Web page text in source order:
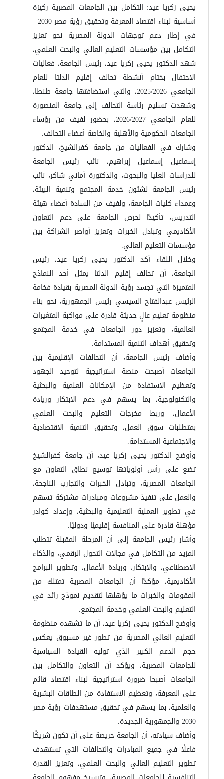
يحيى زكريا عيد: التكامل بين الجامعات المصرية ركيزة
أساسية لبناء اقتصاد المعرفة وتحقيق رؤية مصر 2030
في إطار دعم توجهات الدولة المصرية نحو تعزيز
التكامل بين مؤسسات التعليم العالي والبحث العلمي،
شهد الدكتور يحيى زكريا عيد، رئيس الجامعة، فعاليات
الاحتفال بختام أنشطة تحالف إقليم الدلتا للعام
الجامعي 2025/2026، والتي استضافتها جامعة طنطا،
وشهدت تسليم رئاسة التحالف إلى جامعة المنصورة
للعام الجامعي 2026/2027، بحضور لفيف من رؤساء
الجامعات الحكومية والأهلية والخاصة أعضاء التحالف.
وشارك في الفعاليات من جامعة كفرالشيخ، الدكتور
إسماعيل إسماعيل إبراهيم، نائب رئيس الجامعة
للدراسات العليا والبحوث، والدكتورة أماني شاكر، نائب
رئيس الجامعة لشئون خدمة المجتمع وتنمية البيئة،
وعمداء كليات الجامعة، ولفيف من السادة أعضاء هيئة
التدريس، تأكيدًا لحرص الجامعة على دعم التعاون
الأكاديمي وتبادل الخبرات وتعزيز أواصر الشراكة بين
مؤسسات التعليم العالي.
وخلال اللقاء أكد الدكتور يحيى زكريا عيد، رئيس
الجامعة، أن تحالف إقليم الدلتا يمثل أحد النماذج
المتميزة التي تجسد رؤية الدولة المصرية بقيادة فخامة
الرئيس عبدالفتاح السيسي رئيس الجمهورية، نحو بناء
منظومة تعليم عالٍ حديثة قادرة على مواكبة المتغيرات
العالمية، وتعزيز دور الجامعات في خدمة المجتمع
وتحقيق أهداف التنمية المستدامة.
وأضاف رئيس الجامعة، أن التحالفات الإقليمية بين
الجامعات أصبحت منصة استراتيجية لتوحيد الجهود
وتعظيم الاستفادة من الإمكانات العلمية والبحثية
والتكنولوجية، بما يسهم في دعم الابتكار وريادة
الأعمال، وربط مخرجات التعليم والبحث العلمي
بمتطلبات سوق العمل، وتحقيق التنمية الاقتصادية
والاجتماعية المستدامة.
وأوضح الدكتور يحيى زكريا عيد، أن جامعة كفرالشيخ
تضع على رأس أولوياتها توسيع نطاق التعاون مع
الجامعات المصرية، وتبادل الخبرات والتجارب الناجحة،
والعمل على تنفيذ مشروعات ومبادرات مشتركة تسهم
في تطوير العملية التعليمية والبحثية، وإعداد كوادر
مؤهلة قادرة على المنافسة إقليميًا ودوليًا.
وأشار رئيس الجامعة إلى أن المرحلة المقبلة تتطلب
المزيد من التكامل في مجالات التحول الرقمي، والذكاء
الاصطناعي، والابتكار، وريادة الأعمال، وتطوير البرامج
الأكاديمية، مؤكدًا أن الجامعات المصرية تمتلك من
المقومات والخبرات ما يؤهلها لتقديم نموذج رائد في
التعليم والبحث العلمي وخدمة المجتمع.
وأوضح الدكتور يحيى زكريا عيد، أن ما تشهده منظومة
التعليم العالي المصرية من تطور غير مسبوق يعكس
حجم الدعم الكبير الذي توليه القيادة السياسية
للجامعات المصرية، ويؤكد أن التعاون والتكامل بين
الجامعات أصبحا ضرورة استراتيجية لبناء اقتصاد قائم
على المعرفة، وتعظيم الاستفادة من الطاقات البشرية
والعلمية، بما يسهم في تحقيق مستهدفات رؤية مصر
2030 والجمهورية الجديدة
.
وأضاف سيادته، أن الجامعة حريصة على أن تكون شريكًا
فاعلًا في جميع المبادرات والتحالفات التي تستهدف
تطوير التعليم العالي والبحث العلمي، وتعزيز القدرة